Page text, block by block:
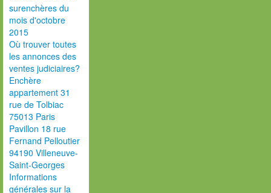
surenchères du
mois d'octobre
2015
Où trouver toutes
les annonces des
ventes judiciaires?
Enchère
appartement 31
rue de Tolbiac
75013 Paris
Pavillon 18 rue
Fernand Pelloutier
94190 Villeneuve-
Saint-Georges
Informations
générales sur la